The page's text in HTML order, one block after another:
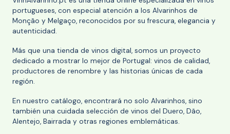
portugueses, con especial atención a los Alvarinhos de
Monção y Melgaço, reconocidos por su frescura, elegancia y
autenticidad.
Más que una tienda de vinos digital, somos un proyecto
dedicado a mostrar lo mejor de Portugal: vinos de calidad,
productores de renombre y las historias únicas de cada
región.
En nuestro catálogo, encontrará no solo Alvarinhos, sino
también una cuidada selección de vinos del Duero, Dão,
Alentejo, Bairrada y otras regiones emblemáticas.